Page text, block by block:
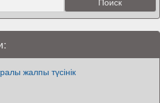
жалпы түсінік